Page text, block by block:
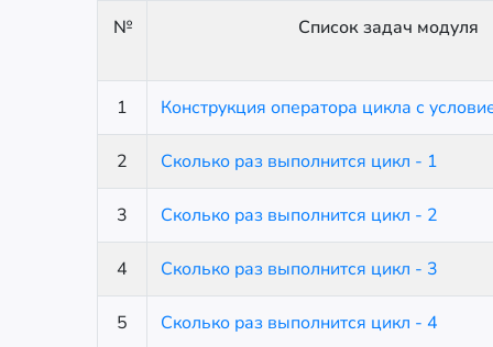
№ Список задач модуля
1 Конструкция оператора цикла с
2 Сколько раз выполнится цикл - 1
3 Сколько раз выполнится цикл - 2
4 Сколько раз выполнится цикл - 3
5 Сколько раз выполнится цикл - 4